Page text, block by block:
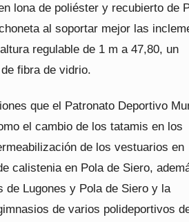
lona de poliéster y recubierto de
al soportar mejor las
regulable de 1 m a 47,80, un
fibra de vidrio.
que el Patronato Deportivo
el cambio de los tatamis en los
de los vestuarios en
calistenia en Pola de Siero,
Lugones y Pola de Siero y la
de varios polideportivos